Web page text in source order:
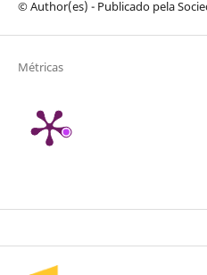
© Author(es) - Publicado pela
Métricas